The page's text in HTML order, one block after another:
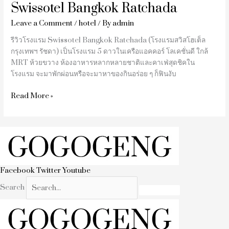
Swissotel Bangkok Ratchada
Leave a Comment/hotel/ Byadmin
รีวิวโรงแรม Swissotel Bangkok Ratchada (โรงแรมสวิสโฮเต็ล
กรุงเทพฯ รัชดา) เป็นโรงแรม 5 ดาวในเครือแอคคอร์ โลเคชั่นดี ใกล้
MRT ห้วยขวาง ห้องอาหารหลากหลายชาติและคาเฟ่สุดชิคใน
โรงแรม จะมาพักผ่อนหรือจะมาหาของกินอร่อย ๆ ก็ฟินงับ
Read More »
FacebookTwitterYoutube
Search